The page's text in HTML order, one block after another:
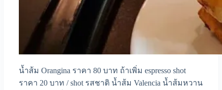
น้ำส้ม Orangina ราคา 80 บาท ถ้าเพิ่ม espresso shot
ราคา 20 บาท / shot รสชาติ น้ำส้ม Valencia น้ำส้มหวาน